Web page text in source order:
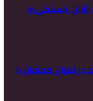
خستگی و
در تهران همزمان با